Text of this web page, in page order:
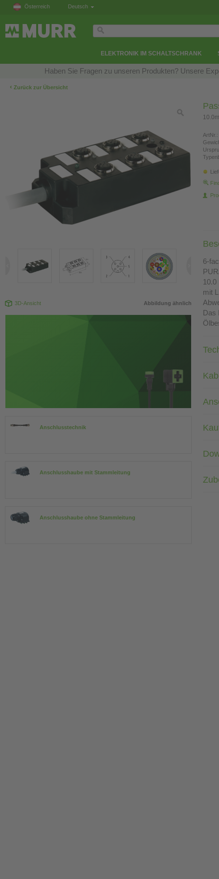
Österreich Deutsch
ELEKTRONIK IM SCHALTSCHRANK
Haben Sie Fragen zu unseren Produkten? Unsere
‹ Zurück zur Übersicht
3D-Ansicht Abbildung ähnlich
Anschlusstechnik
Anschlusshaube mit Stammleitung
Anschlusshaube ohne Stammleitung
ArtNr.:
6-
10.0
mit
Das